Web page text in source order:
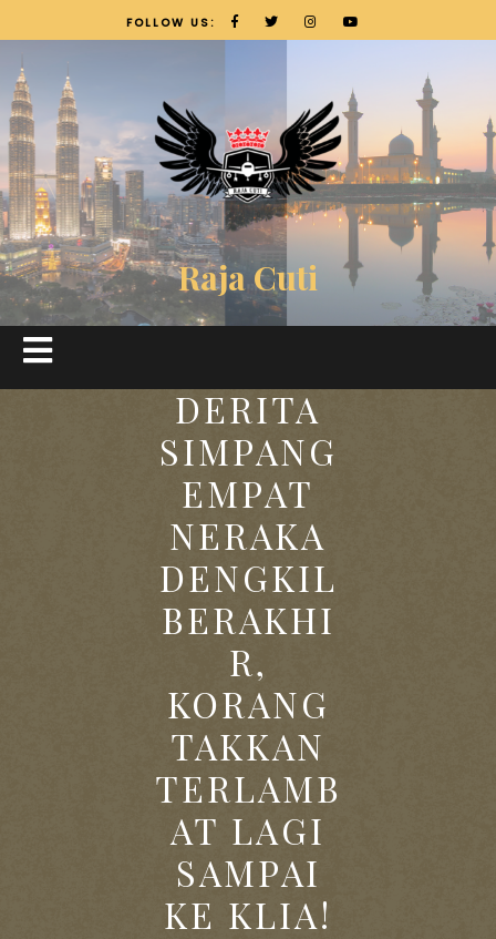
FOLLOW US:
Raja Cuti
DERITA
SIMPANG
EMPAT
NERAKA
DENGKIL
BERAKHI
R,
KORANG
TAKKAN
TERLAMB
AT LAGI
SAMPAI
KE KLIA!